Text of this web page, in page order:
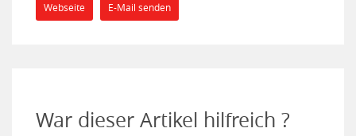
Webseite E-Mail senden
War dieser Artikel hilfreich ?